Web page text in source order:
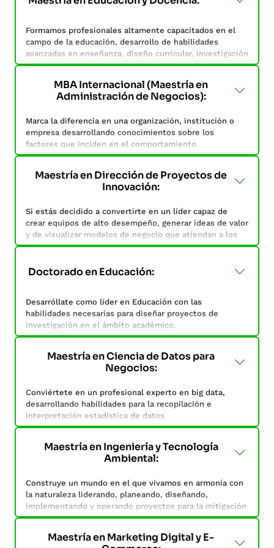
Formamos profesionales altamente capacitados en el
campo de la educación, desarrollo de habilidades
avanzadas en enseñanza, diseño curricular, investigación
educativa y liderazgo pedagógico.
Estarás preparado para asumir roles de liderazgo y
mejorar la calidad de la enseñanza y el aprendizaje.
Aprenderás de Multimedia educativa, Instrumentos de
evaluación, Innovación educativa y Programas por
competencias.
MBA Internacional (Maestría en
Administración de Negocios):
Marca la diferencia en una organización, institución o
empresa desarrollando conocimientos sobre los
factores que inciden en el comportamiento
organizacional, a fin de gestionar estratégicamente los
que generen ventajas competitivas.
empresas. Desarrolla habilidades de liderazgo, toma de
decisiones y resolución de problemas.
Maestría en Dirección de Proyectos de
Innovación:
Si estás decidido a convertirte en un líder capaz de
crear equipos de alto desempeño, generar ideas de valor
y de visualizar modelos de negocio que atiendan a los
objetivos de un proyecto, esta maestría cumple con lo
la resolución de problemas y la adquisición de
competencias y habilidades.
Doctorado en Educación:
Desarróllate como líder en Educación con las
habilidades necesarias para diseñar proyectos de
investigación en el ámbito académico.
garantizar la calidad educativa a través del conocimiento
de las políticas educativas, que representan un
educativo de una nación.
Maestría en Ciencia de Datos para
Negocios:
Conviértete en un profesional experto en big data,
desarrollando habilidades para la recopilación e
interpretación estadística de datos.
Esta maestría tiene como objetivo formarte con
incorporación de datos para la toma de decisiones de
una organización, mediante métodos cuantitativos que
cambios organizacionales.
Maestría en Ingeniería y Tecnología
Ambiental:
Construye un mundo en el que vivamos en armonía con
la naturaleza liderando, planeando, diseñando,
implementando y operando proyectos para la mitigación
y control de la contaminación ambiental causada por las
Maestría en Marketing Digital y E-